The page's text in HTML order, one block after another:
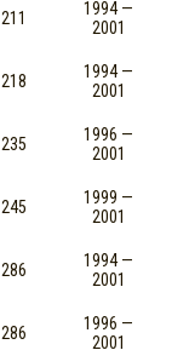
211
1994 —
2001
218
1994 —
2001
235
1996 —
2001
245
1999 —
2001
286
1994 —
2001
286
1996 —
2001